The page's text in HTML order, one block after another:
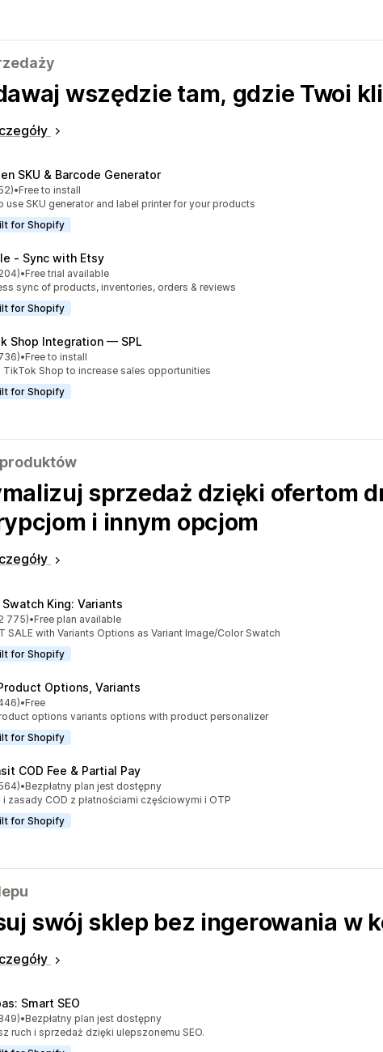
wszędzie tam, gdzie Twoi
SKU & Barcode Generator
gwiazdek
liczba recenzji: 52
•Free to install
use SKU generator and label printer for your products
for Shopify
‑ Sync with Etsy
gwiazdek
liczba recenzji: 204
•Free trial available
sync of products, inventories, orders & reviews
for Shopify
Shop Integration — SPL
gwiazdek
liczba recenzji: 736
•Free to install
TikTok Shop to increase sales opportunities
for Shopify
sprzedaż dzięki ofertom
i innym opcjom
King: Variants
gwiazdek
775)
liczba recenzji: 2775
•Free plan available
SALE with Variants Options as Variant Image/Color Swatch
for Shopify
Options, Variants
gwiazdek
liczba recenzji: 446
•Free
options variants options with product personalizer
for Shopify
COD Fee & Partial Pay
gwiazdek
liczba recenzji: 564
•Bezpłatny plan jest dostępny
i zasady COD z płatnościami częściowymi i OTP
for Shopify
swój sklep bez ingerowania w
Smart SEO
gwiazdek
liczba recenzji: 849
•Bezpłatny plan jest dostępny
ruch i sprzedaż dzięki ulepszonemu SEO.